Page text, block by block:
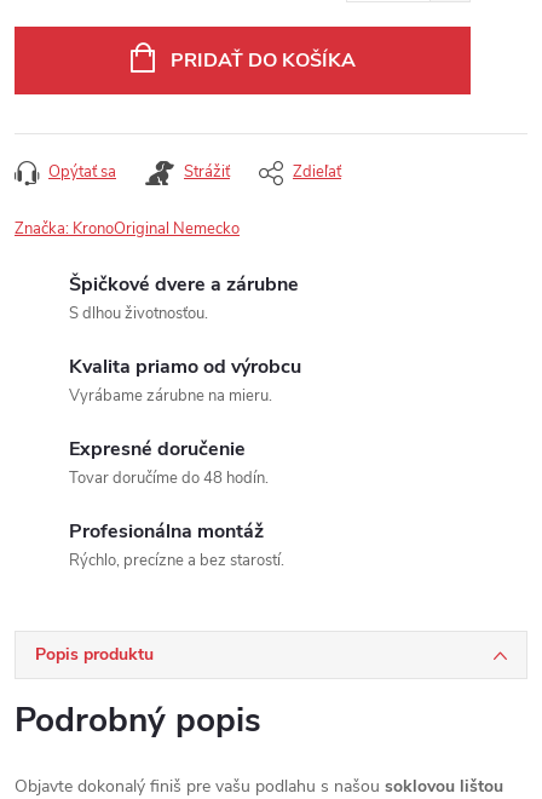
PRIDAŤ DO KOŠÍKA
Opýtať sa Strážiť Zdieľať
Značka: KronoOriginal Nemecko
Špičkové dvere a zárubne
S dlhou životnosťou.
Kvalita priamo od výrobcu
Vyrábame zárubne na mieru.
Expresné doručenie
Tovar doručíme do 48 hodín.
Profesionálna montáž
Rýchlo, precízne a bez starostí.
Popis produktu
Podrobný popis
Objavte dokonalý finiš pre vašu podlahu s našou soklovou lištou